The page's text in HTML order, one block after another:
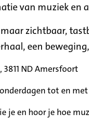
van muziek en
zichtbaar,
een
ND Amersfoort
tot en
en hoor je hoe